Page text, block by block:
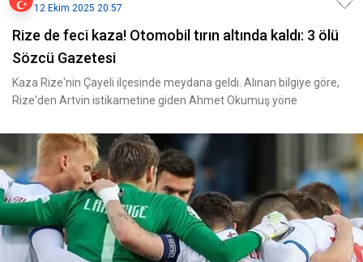
12 Ekim 2025 20:57
Rize de feci kaza! Otomobil tırın altında kaldı: 3 ölü
Sözcü Gazetesi
Kaza Rize'nin Çayeli ilçesinde meydana geldi. Alınan bilgiye göre,
Rize'den Artvin istikametine giden Ahmet Okumuş yöne